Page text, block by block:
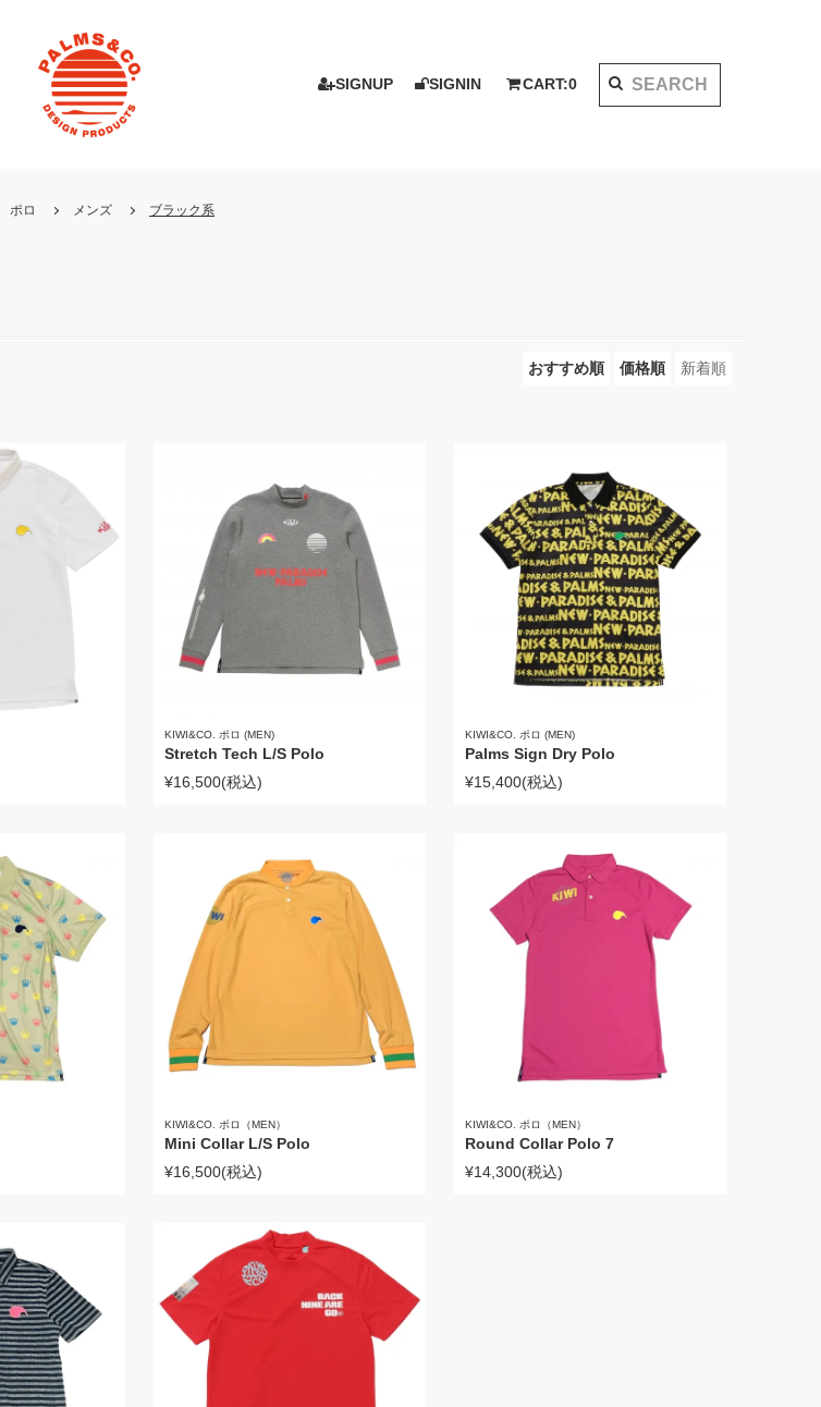
SIGNUP SIGNIN CART:0
ポロ メンズ ブラック系
おすすめ順 価格順 新着順
KIWI&CO. ポロ (MEN)
Stretch Tech L/S Polo
¥16,500(税込)
KIWI&CO. ポロ (MEN)
Palms Sign Dry Polo
¥15,400(税込)
KIWI&CO. ポロ（MEN）
Mini Collar L/S Polo
¥16,500(税込)
KIWI&CO. ポロ（MEN）
Round Collar Polo 7
¥14,300(税込)